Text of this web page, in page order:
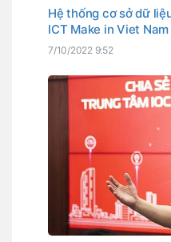
Hệ thống cơ sở dữ
ICT Make in Viet Nam
7/10/2022 9:52